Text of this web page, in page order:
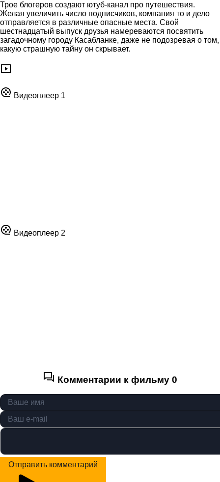
Трое блогеров создают ютуб-канал про путешествия.
Желая увеличить число подписчиков, компания то и дело
отправляется в различные опасные места. Свой
шестнадцатый выпуск друзья намереваются посвятить
загадочному городу Касабланке, даже не подозревая о том,
какую страшную тайну он скрывает.
Видеоплеер 1
Видеоплеер 2
Комментарии к фильму 0
Отправить комментарий